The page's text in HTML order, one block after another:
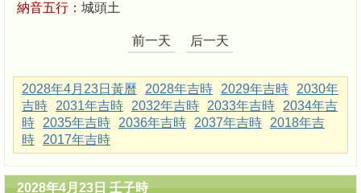
納音五行： 城頭土
前一天 后一天
2028年4月23日黃曆 2028年吉時 2029年吉時
2030年
吉時
2031年吉時 2032年吉時 2033年吉時
2034年吉
時
2035年吉時 2036年吉時 2037年吉時
2018年吉
時
2017年吉時
2028年4月23日 壬子時